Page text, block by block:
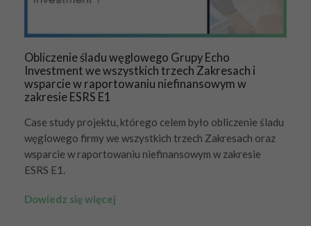
Obliczenie śladu węglowego Grupy Echo
Investment we wszystkich trzech Zakresach i
wsparcie w raportowaniu niefinansowym w
zakresie ESRS E1
Case study projektu, którego celem było obliczenie śladu
węglowego firmy we wszystkich trzech Zakresach oraz
wsparcie w raportowaniu niefinansowym w zakresie
ESRS E1.
Dowiedz się więcej